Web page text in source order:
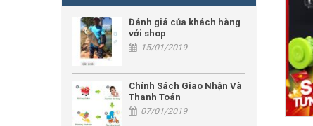
Đánh giá của khách hàng
với shop
15/01/2019
Chính Sách Giao Nhận Và
Thanh Toán
07/01/2019